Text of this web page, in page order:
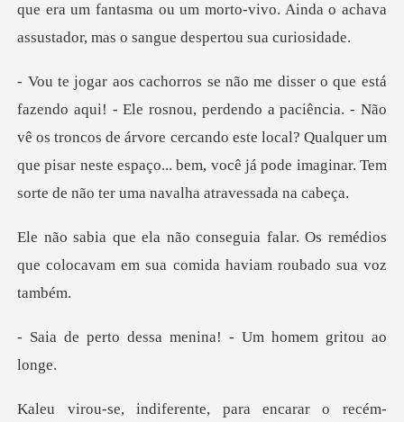
que era um fantas
a paciência. - Não
vê os troncos de árvore cercando este local? Qualquer um
que pisar neste
alar. Os remédios
que colocavam em su
sa menina! - Um hom
cém-